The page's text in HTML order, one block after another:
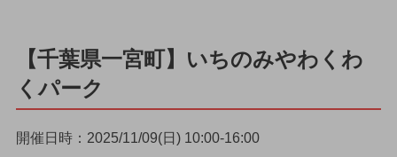
【千葉県一宮町】いちのみやわくわ
くパーク
開催日時：2025/11/09(日) 10:00-16:00